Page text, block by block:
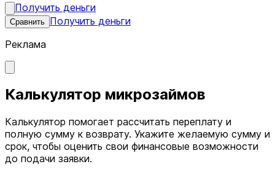
Получить деньги
Сравнить Получить деньги
Реклама
Калькулятор микрозаймов
Калькулятор помогает рассчитать переплату и
полную сумму к возврату. Укажите желаемую сумму и
срок, чтобы оценить свои финансовые возможности
до подачи заявки.